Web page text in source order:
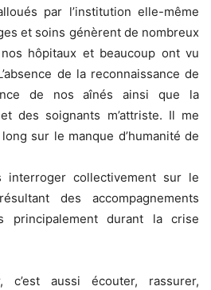
par l’institution elle-même
et soins génèrent de nombreux
hôpitaux et beaucoup ont vu
de la reconnaissance de
de nos aînés ainsi que la
des soignants m’attriste. Il me
sur le manque d’humanité de
collectivement sur le
des accompagnements
principalement durant la crise
c’est aussi écouter, rassurer,